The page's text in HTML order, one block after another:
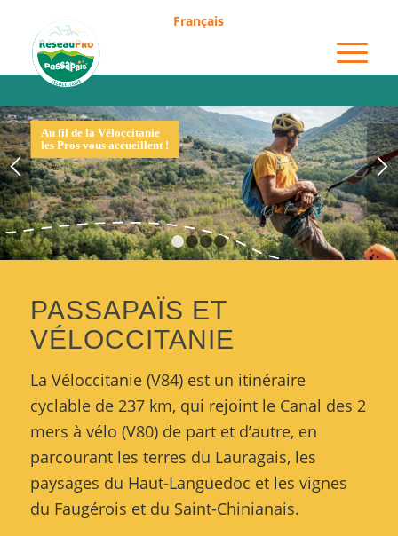
Français
1 2 3 4
PASSAPAÏS ET
VÉLOCCITANIE
La Véloccitanie (V84) est un itinéraire
cyclable de 237 km, qui rejoint le Canal des 2
mers à vélo (V80) de part et d’autre, en
parcourant les terres du Lauragais, les
paysages du Haut-Languedoc et les vignes
du Faugérois et du Saint-Chinianais.